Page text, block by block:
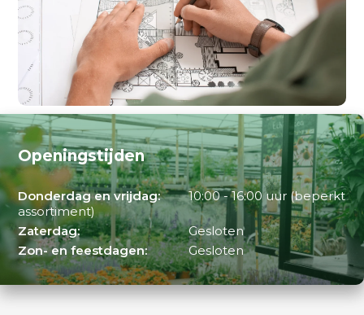
Openingstijden
Donderdag en vrijdag:
10:00 - 16:00 uur (beperkt
assortiment)
Zaterdag:
Gesloten
Zon- en feestdagen:
Gesloten